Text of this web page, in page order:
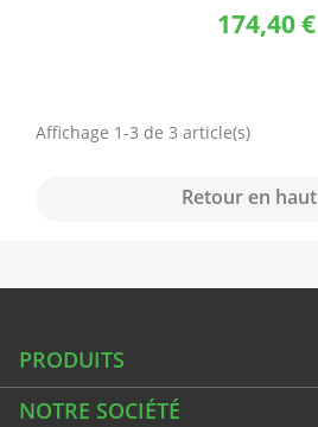
174,40 €
Affichage 1-3 de 3 article(s)
Retour en haut
PRODUITS
NOTRE SOCIÉTÉ